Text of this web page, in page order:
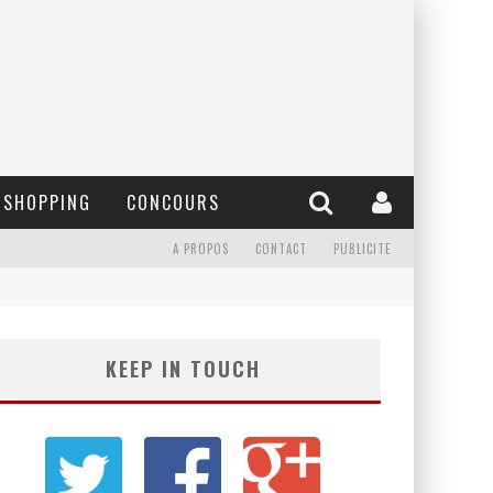
SHOPPING CONCOURS
A PROPOS CONTACT PUBLICITE
KEEP IN TOUCH